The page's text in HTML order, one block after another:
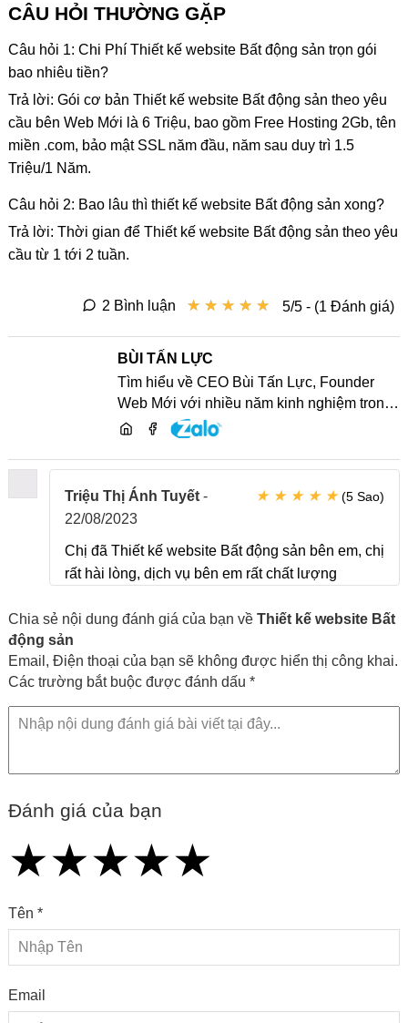
CÂU HỎI THƯỜNG GẶP
Câu hỏi 1: Chi Phí Thiết kế website Bất động sản trọn gói
bao nhiêu tiền?
Trả lời: Gói cơ bản Thiết kế website Bất động sản theo yêu
cầu bên Web Mới là 6 Triệu, bao gồm Free Hosting 2Gb, tên
miền .com, bảo mật SSL năm đầu, năm sau duy trì 1.5
Triệu/1 Năm.
Câu hỏi 2: Bao lâu thì thiết kế website Bất động sản xong?
Trả lời: Thời gian để Thiết kế website Bất động sản theo yêu
cầu từ 1 tới 2 tuần.
★ ★ ★ ★ ★
★ ★ ★ ★ ★ 5/5 - (1 Đánh giá)
2 Bình luận
BÙI TẤN LỰC
Tìm hiểu về CEO Bùi Tấn Lực, Founder
Web Mới với nhiều năm kinh nghiệm trong
lĩnh vực phát triển website, SEO và chia sẻ
Triệu Thị Ánh Tuyết-
22/08/2023
★ ★ ★ ★ ★(5 Sao)
Chị đã Thiết kế website Bất động sản bên em, chị
rất hài lòng, dịch vụ bên em rất chất lượng
Chia sẻ nội dung đánh giá của bạn về Thiết kế website Bất
động sản
Email, Điện thoại của bạn sẽ không được hiển thị công khai.
Các trường bắt buộc được đánh dấu *
Đánh giá của bạn
★
★★
★★★
★★★★
★★★★★
Tên *
Email